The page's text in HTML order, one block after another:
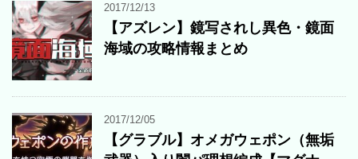
2017/12/13
【アズレン】鏡写されし異色・鏡面
海域の攻略情報まとめ
2017/12/05
【グラブル】オメガウェポン（無垢